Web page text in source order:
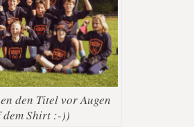
den Titel vor Augen
Shirt :-))